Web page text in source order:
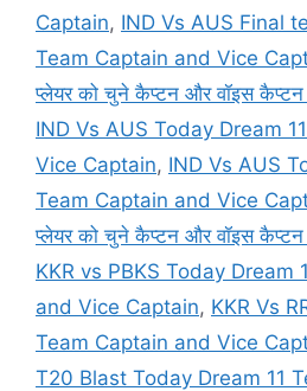
Captain, IND Vs AUS Final
Team Captain and Vice
प्लेयर को चुने कैप्टन और वॉइस कैप्टन
IND Vs AUS Today Dream
Vice Captain, IND Vs AUS
Team Captain and Vice
प्लेयर को चुने कैप्टन और वॉइस कैप्टन
KKR vs PBKS Today Dream
and Vice Captain, KKR Vs
Team Captain and Vice
T20 Blast Today Dream 11